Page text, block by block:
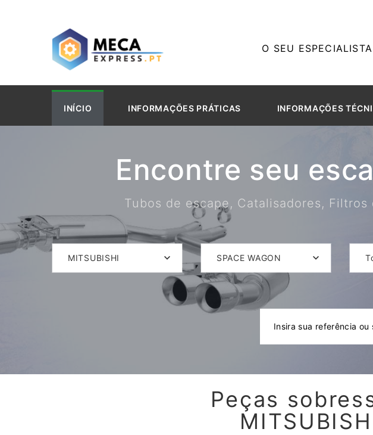
O SEU
INÍCIO INFORMAÇÕES PRÁTICAS INFORMAÇÕES
Encontre seu
Tubos de escape, Catalisadores,
MITSUBISHI SPACE WAGON
Peças